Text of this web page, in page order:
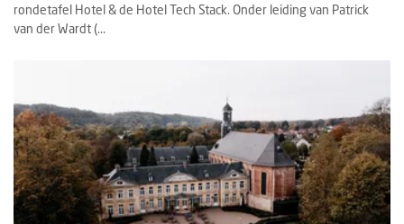
rondetafel Hotel & de Hotel Tech Stack. Onder leiding van Patrick
van der Wardt (...